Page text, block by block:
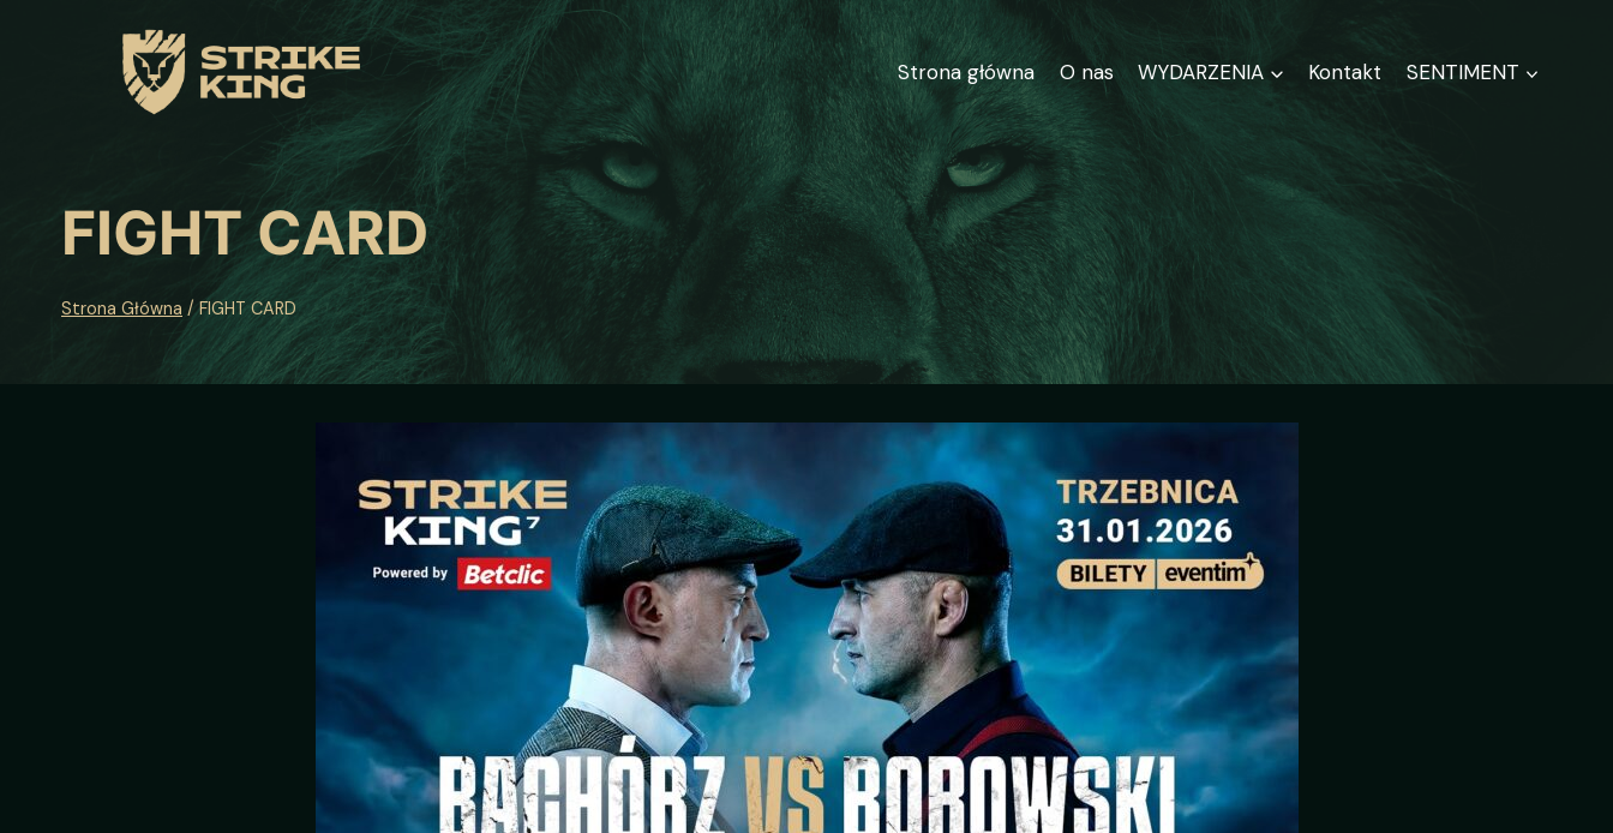
Strona główna O nas WYDARZENIA Kontakt SENTIMENT
FIGHT CARD
Strona Główna / FIGHT CARD